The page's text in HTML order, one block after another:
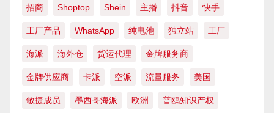
招商 Shoptop Shein 主播 抖音 快手
工厂产品 WhatsApp 纯电池 独立站 工厂
海派 海外仓 货运代理 金牌服务商
金牌供应商 卡派 空派 流量服务 美国
敏捷成员 墨西哥海派 欧洲 普鸥知识产权